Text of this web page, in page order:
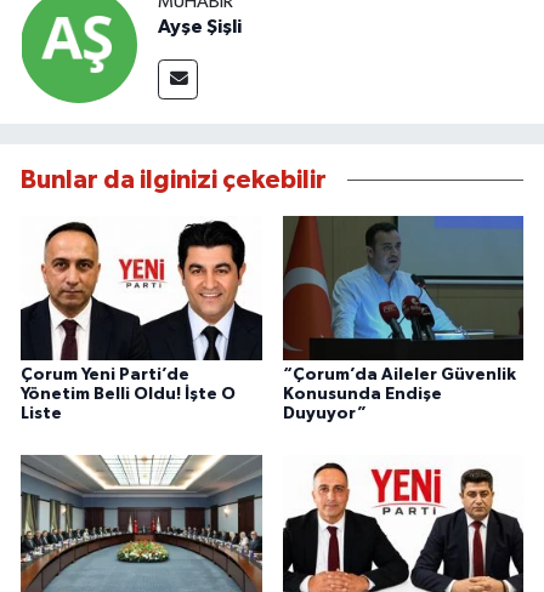
Ayşe Şişli
Bunlar da ilginizi çekebilir
Çorum Yeni Parti’de
Yönetim Belli Oldu! İşte O
Liste
“Çorum’da Aileler Güvenlik
Konusunda Endişe
Duyuyor”